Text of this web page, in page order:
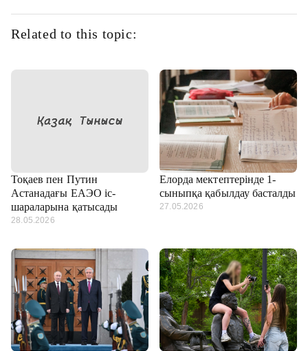
Related to this topic:
Тоқаев пен Путин
Астанадағы ЕАЭО іс-
шараларына қатысады
28.05.2026
Елорда мектептерінде 1-
сыныпқа қабылдау басталды
27.05.2026